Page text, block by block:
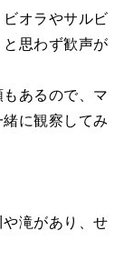
オラやサルビ
思わず歓声が
あるので、マ
に観察してみ
滝があり、せ